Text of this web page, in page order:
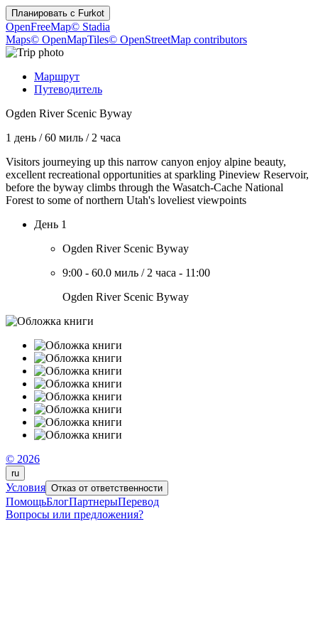
Планировать с Furkot
OpenFreeMap© Stadia
Maps© OpenMapTiles© OpenStreetMap contributors
Маршрут
Путеводитель
Ogden River Scenic Byway
1 день /60 миль / 2 часа
Visitors journeying up this narrow canyon enjoy alpine beauty,
excellent recreational opportunities at sparkling Pineview Reservoir,
before the byway climbs through the Wasatch-Cache National
Forest to some of northern Utah's loveliest viewpoints
День 1
Ogden River Scenic Byway
9:00 - 60.0 миль / 2 часа - 11:00
Ogden River Scenic Byway
© 2026
ru
Условия Отказ от ответственности
ПомощьБлогПартнерыПеревод
Вопросы или предложения?